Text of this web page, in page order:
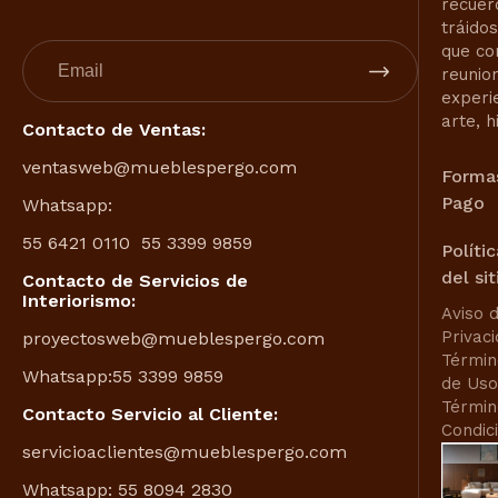
Contacto de Ventas:
ventasweb@mueblespergo.com
Whatsapp:
55 6421 0110
55 3399 9859
Contacto de Servicios de
Interiorismo:
proyectosweb@mueblespergo.com
Whatsapp:55 3399 9859
Contacto Servicio al Cliente:
servicioaclientes@mueblespergo.com
Whatsapp: 55 8094 2830
que
arte,
Pago
del
Aviso
de Uso